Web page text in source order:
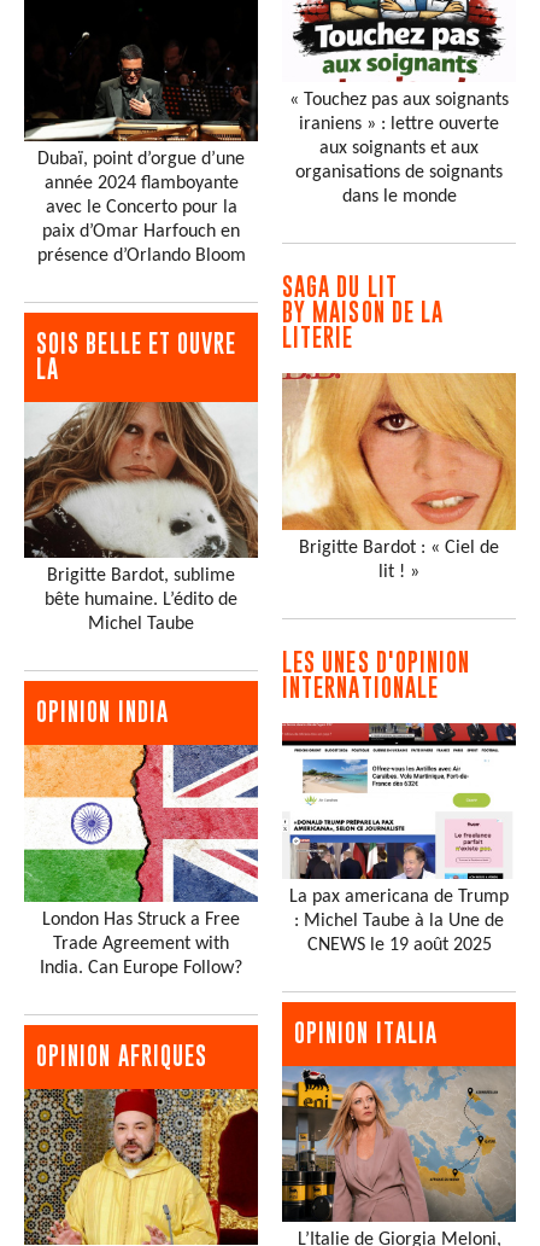
Dubaï, point d’orgue d’une
année 2024 flamboyante
avec le Concerto pour la
paix d’Omar Harfouch en
présence d’Orlando Bloom
SOIS BELLE ET OUVRE
LA
Brigitte Bardot, sublime
bête humaine. L’édito de
Michel Taube
OPINION INDIA
London Has Struck a Free
Trade Agreement with
India. Can Europe Follow?
OPINION AFRIQUES
« Touchez pas aux soignants
iraniens » : lettre ouverte
aux soignants et aux
organisations de soignants
dans le monde
SAGA DU LIT
BY MAISON DE LA
LITERIE
Brigitte Bardot : « Ciel de
lit ! »
LES UNES D'OPINION
INTERNATIONALE
La pax americana de Trump
: Michel Taube à la Une de
CNEWS le 19 août 2025
OPINION ITALIA
L’Italie de Giorgia Meloni,